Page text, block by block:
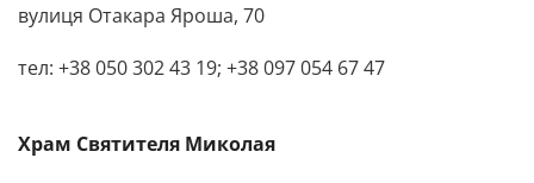
вулиця Отакара Яроша, 70
тел: +38 050 302 43 19; +38 097 054 67 47
Храм Святителя Миколая